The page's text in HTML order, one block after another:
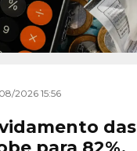
2026 15:56
das